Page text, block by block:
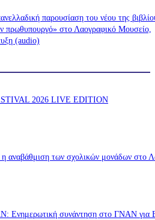
παρουσίαση του νέου της
πρωθυπουργό» στο Λαογραφικό Μουσείο,
(audio)
2026 LIVE EDITION
η αναβάθμιση των σχολικών μονάδων στο
Ενημερωτική συνάντηση στο ΓΝΑΝ